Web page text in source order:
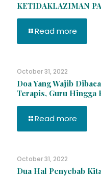
KETIDAKLAZIMAN
Read more
October 31, 2022
Doa Yang Wajib
Terapis, Guru Hingga
Read more
October 31, 2022
Dua Hal Penyebab